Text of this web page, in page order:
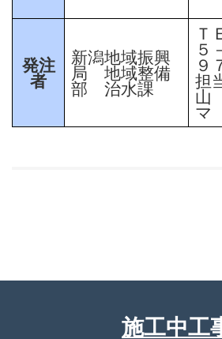
発注
者
新潟地域振興
局 地域整備
部 治水課
５
９
担
山
マ
施工中工